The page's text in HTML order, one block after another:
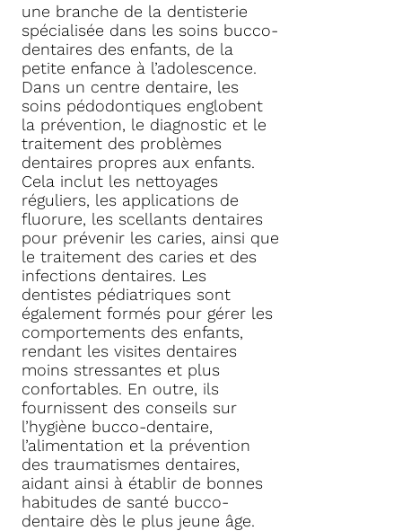
une branche de la dentisterie
spécialisée dans les soins bucco-
dentaires des enfants, de la
petite enfance à l’adolescence.
Dans un centre dentaire, les
soins pédodontiques englobent
la prévention, le diagnostic et le
traitement des problèmes
dentaires propres aux enfants.
Cela inclut les nettoyages
réguliers, les applications de
fluorure, les scellants dentaires
pour prévenir les caries, ainsi que
le traitement des caries et des
infections dentaires. Les
dentistes pédiatriques sont
également formés pour gérer les
comportements des enfants,
rendant les visites dentaires
moins stressantes et plus
confortables. En outre, ils
fournissent des conseils sur
l’hygiène bucco-dentaire,
l’alimentation et la prévention
des traumatismes dentaires,
aidant ainsi à établir de bonnes
habitudes de santé bucco-
dentaire dès le plus jeune âge.